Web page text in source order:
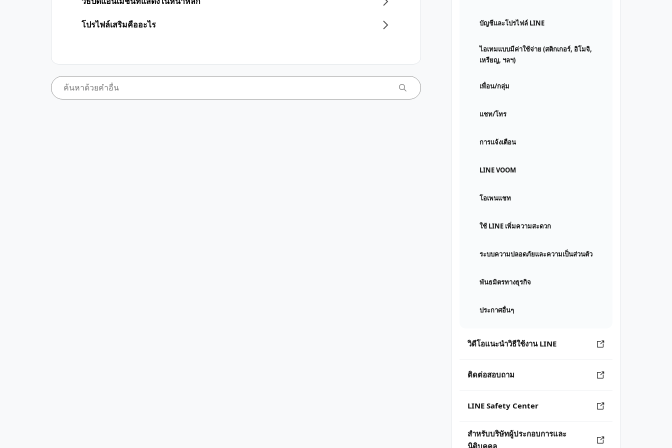
บัญชีและโปรไฟล์ LINE
ไอเทมแบบมีค่าใช้จ่าย (สติกเกอร์, อิโมจิ,
เหรียญ, ฯลฯ)
เพื่อน/กลุ่ม
แชท/โทร
การแจ้งเตือน
LINE VOOM
โอเพนแชท
ใช้ LINE เพิ่มความสะดวก
ระบบความปลอดภัยและความเป็นส่วนตัว
พันธมิตรทางธุรกิจ
ประกาศอื่นๆ
วิดีโอแนะนำวิธีใช้งาน LINE
ติดต่อสอบถาม
LINE Safety Center
สำหรับบริษัทผู้ประกอบการและ
นิติบุคคล
โปรไฟล์เสริมคืออะไร